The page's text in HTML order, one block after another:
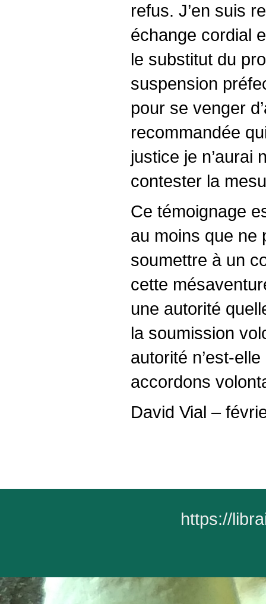
refus. J’en suis
échange cordial
le substitut du
suspension
pour se venger
recommandée
justice je n’aurai
contester la
Ce témoignage
au moins que ne
soumettre à un
cette
une autorité
la soumission
autorité n’est-
accordons
David Vial –
https://